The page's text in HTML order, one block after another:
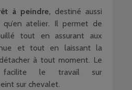
à peindre, destiné aussi
atelier. Il permet de
tout en assurant aux
et tout en laissant la
à tout moment. Le
facilite le travail sur
sur chevalet.